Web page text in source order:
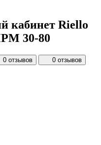
кабинет Riello
30-80
0 отзывов
0 отзывов